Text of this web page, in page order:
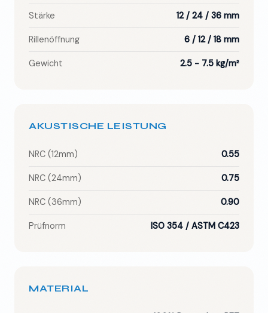
Stärke 12 / 24 / 36 mm
Rillenöffnung 6 / 12 / 18 mm
Gewicht 2.5 - 7.5 kg/m²
AKUSTISCHE LEISTUNG
NRC (12mm) 0.55
NRC (24mm) 0.75
NRC (36mm) 0.90
Prüfnorm ISO 354 / ASTM C423
MATERIAL